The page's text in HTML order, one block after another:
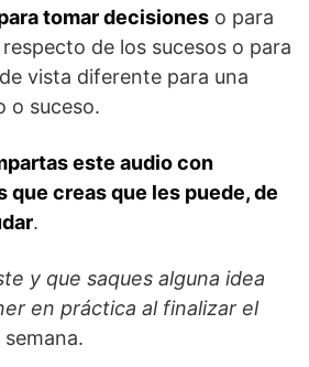
tomar decisiones o para
de los sucesos o para
vista diferente para una
o suceso.
este audio con
que creas que les puede, de
.
y que saques alguna idea
en práctica al finalizar el